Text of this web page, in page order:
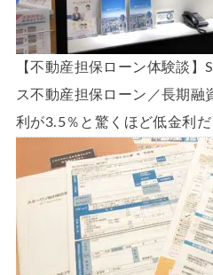
【不動産担保ローン体験談】
ス不動産担保ローン／長期融
利が3.5％と驚くほど低金利だ